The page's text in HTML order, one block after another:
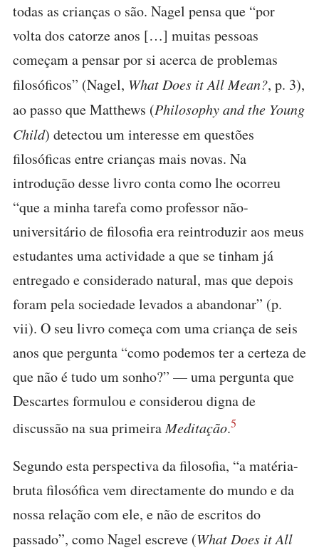
todas as crianças o são. Nagel pensa que “por
volta dos catorze anos […] muitas pessoas
começam a pensar por si acerca de problemas
filosóficos” (Nagel, What Does it All Mean?, p. 3),
ao passo que Matthews (Philosophy and the Young
Child) detectou um interesse em questões
filosóficas entre crianças mais novas. Na
introdução desse livro conta como lhe ocorreu
“que a minha tarefa como professor não-
universitário de filosofia era reintroduzir aos meus
estudantes uma actividade a que se tinham já
entregado e considerado natural, mas que depois
foram pela sociedade levados a abandonar” (p.
vii). O seu livro começa com uma criança de seis
anos que pergunta “como podemos ter a certeza de
que não é tudo um sonho?” — uma pergunta que
Descartes formulou e considerou digna de
discussão na sua primeira Meditação.5
Segundo esta perspectiva da filosofia, “a matéria-
bruta filosófica vem directamente do mundo e da
nossa relação com ele, e não de escritos do
passado”, como Nagel escreve (What Does it All